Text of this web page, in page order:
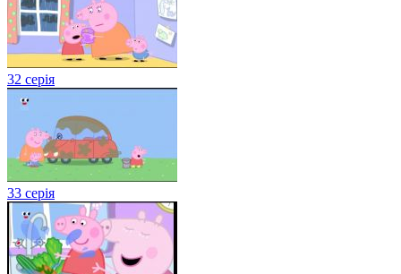
32 серія
33 серія